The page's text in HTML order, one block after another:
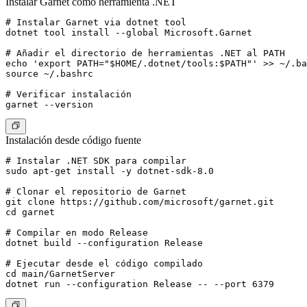
# Instalar Garnet via dotnet tool
dotnet tool install --global Microsoft.Garnet
# Añadir el directorio de herramientas .NET al PATH
echo 'export PATH="$HOME/.dotnet/tools:$PATH"' >> ~/
source ~/.bashrc
# Verificar instalación
Instalación desde código fuente
# Instalar .NET SDK para compilar
sudo apt-get install -y dotnet-sdk-8.0
# Clonar el repositorio de Garnet
git clone https://github.com/microsoft/garnet.git
cd garnet
# Compilar en modo Release
dotnet build --configuration Release
# Ejecutar desde el código compilado
cd main/GarnetServer